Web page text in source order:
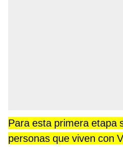
Para esta primera etapa
personas que viven con